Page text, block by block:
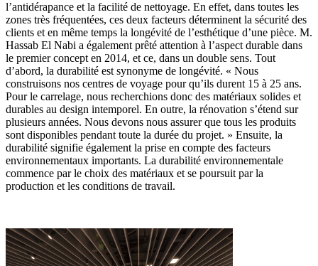
l’antidérapance et la facilité de nettoyage. En effet, dans toutes les
zones très fréquentées, ces deux facteurs déterminent la sécurité des
clients et en même temps la longévité de l’esthétique d’une pièce. M.
Hassab El Nabi a également prêté attention à l’aspect durable dans
le premier concept en 2014, et ce, dans un double sens. Tout
d’abord, la durabilité est synonyme de longévité. « Nous
construisons nos centres de voyage pour qu’ils durent 15 à 25 ans.
Pour le carrelage, nous recherchions donc des matériaux solides et
durables au design intemporel. En outre, la rénovation s’étend sur
plusieurs années. Nous devons nous assurer que tous les produits
sont disponibles pendant toute la durée du projet. » Ensuite, la
durabilité signifie également la prise en compte des facteurs
environnementaux importants. La durabilité environnementale
commence par le choix des matériaux et se poursuit par la
production et les conditions de travail.